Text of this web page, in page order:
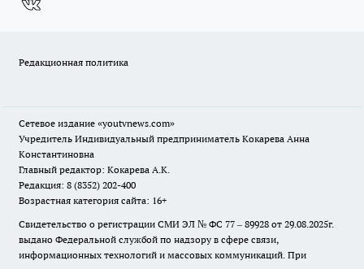
Редакционная политика
Сетевое издание «youtvnews.com»
Учредитель Индивидуальный предприниматель Кокарева Анна
Константиновна
Главный редактор: Кокарева А.К.
Редакция: 8 (8352) 202-400
Возрастная категория сайта: 16+
Свидетельство о регистрации СМИ ЭЛ № ФС 77 – 89928 от 29.08.2025г.
выдано Федеральной службой по надзору в сфере связи,
информационных технологий и массовых коммуникаций. При